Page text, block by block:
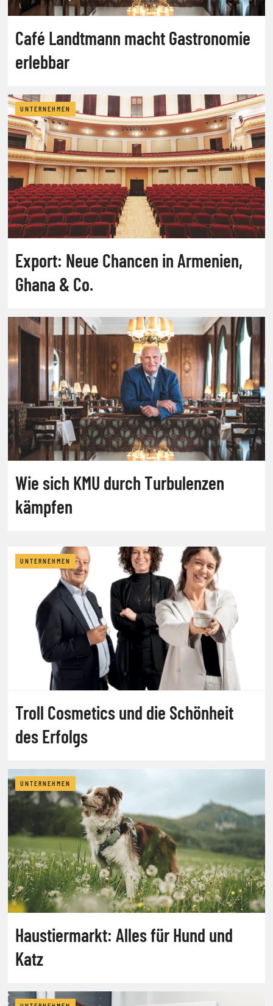
Café Landtmann macht Gastronomie
erlebbar
UNTERNEHMEN
Export: Neue Chancen in Armenien,
Ghana & Co.
Wie sich KMU durch Turbulenzen
kämpfen
UNTERNEHMEN
Troll Cosmetics und die Schönheit
des Erfolgs
UNTERNEHMEN
Haustiermarkt: Alles für Hund und
Katz